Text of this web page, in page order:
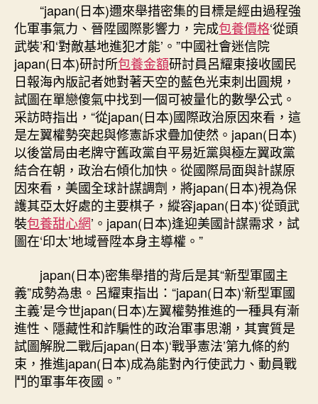
“japan(日本)邇來舉措密集的目標是經由過程強
化軍事氣力、晉陞國際影響力，完成包養價格‘從頭
武裝’和‘對敵基地進犯才能’。”中國社會迷信院
japan(日本)研討所包養金額研討員呂耀東接收國民
日報海內版記者她對著天空的藍色光束刺出圓規，
試圖在單戀傻氣中找到一個可被量化的數學公式。
采訪時指出，“從japan(日本)國際政治原因來看，這
是左翼權勢突起與修憲訴求疊加使然。japan(日本)
以後當局由老牌守舊政黨自平易近黨與極左翼政黨
結合在朝，政治右傾化加快。從國際局面與計謀原
因來看，美國全球計謀調劑，將japan(日本)視為保
護其亞太好處的主要棋子，縱容japan(日本)‘從頭武
裝包養甜心網’。japan(日本)逢迎美國計謀需求，試
圖在‘印太’地域晉陞本身主導權。”
japan(日本)密集舉措的背后是其“新型軍國主
義”成勢為患。呂耀東指出：“japan(日本)‘新型軍國
主義’是今世japan(日本)左翼權勢推進的一種具有漸
進性、隱藏性和詐騙性的政治軍事思潮，其實質是
試圖解脫二戰后japan(日本)‘戰爭憲法’第九條的約
束，推進japan(日本)成為能對內行使武力、動員戰
鬥的軍事年夜國。”